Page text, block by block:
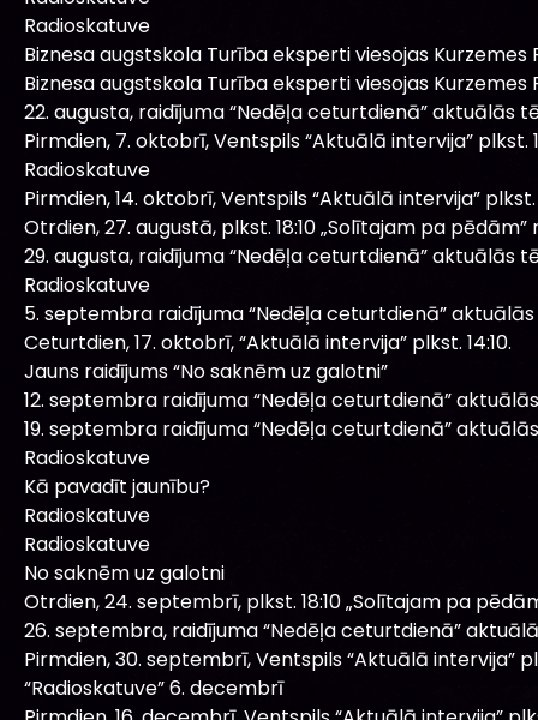
Radioskatuve
Biznesa augstskola Turība eksperti viesojas Kurzemes
Biznesa augstskola Turība eksperti viesojas Kurzemes
22. augusta, raidījuma “Nedēļa ceturtdienā” aktuālās
Pirmdien, 7. oktobrī, Ventspils “Aktuālā intervija” plkst.
Radioskatuve
Pirmdien, 14. oktobrī, Ventspils “Aktuālā intervija” plkst.
Otrdien, 27. augustā, plkst. 18:10 „Solītajam pa pēdām”
29. augusta, raidījuma “Nedēļa ceturtdienā” aktuālās
Radioskatuve
5. septembra raidījuma “Nedēļa ceturtdienā”
Ceturtdien, 17. oktobrī, “Aktuālā intervija” plkst. 14:10.
Jauns raidījums “No saknēm uz galotni”
12. septembra raidījuma “Nedēļa ceturtdienā”
19. septembra raidījuma “Nedēļa ceturtdienā”
Radioskatuve
Kā pavadīt jaunību?
Radioskatuve
Radioskatuve
No saknēm uz galotni
Otrdien, 24. septembrī, plkst. 18:10 „Solītajam pa
26. septembra, raidījuma “Nedēļa ceturtdienā”
Pirmdien, 30. septembrī, Ventspils “Aktuālā intervija”
“Radioskatuve” 6. decembrī